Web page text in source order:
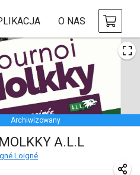
O NAS
Archiwizowany
A.L.L
Loigné
Mixte ASPTTOM
|Francja
Duppeli
|Finlandia
- Doubles